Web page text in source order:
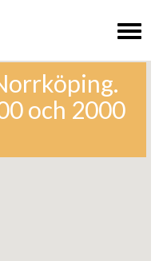
Toggle
och 2000